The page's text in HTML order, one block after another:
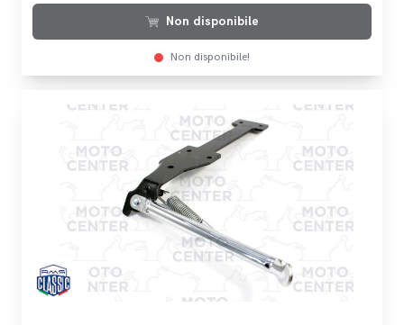
Non disponibile
Non disponibile!